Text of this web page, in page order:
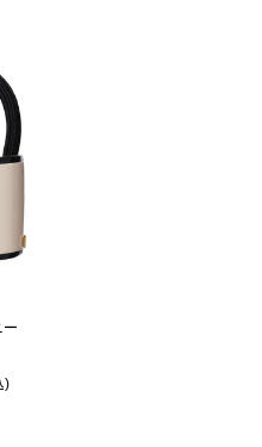
ー
)